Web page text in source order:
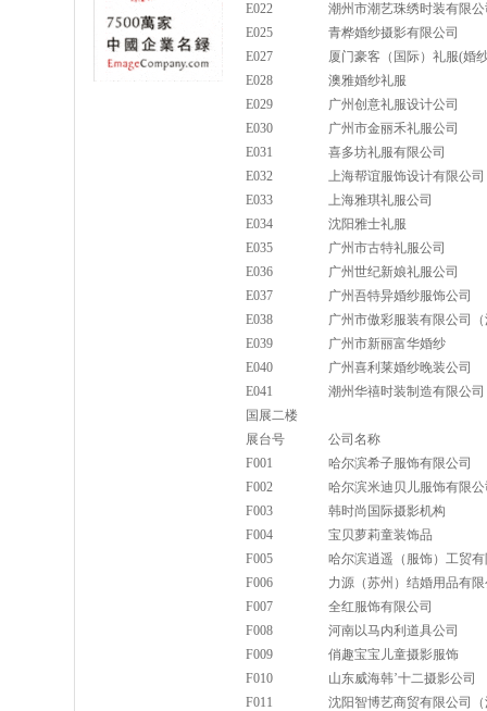
E022
潮州市潮艺珠绣时装有限
E025
青桦婚纱摄影有限公司
E027
厦门豪客（国际）礼服(婚
E028
澳雅婚纱礼服
E029
广州创意礼服设计公司
E030
广州市金丽禾礼服公司
E031
喜多坊礼服有限公司
E032
上海帮谊服饰设计有限公司
E033
上海雅琪礼服公司
E034
沈阳雅士礼服
E035
广州市古特礼服公司
E036
广州世纪新娘礼服公司
E037
广州吾特异婚纱服饰公司
E038
广州市傲彩服装有限公司
E039
广州市新丽富华婚纱
E040
广州喜利莱婚纱晚装公司
E041
潮州华禧时装制造有限公司
国展二楼
展台号
公司名称
F001
哈尔滨希子服饰有限公司
F002
哈尔滨米迪贝儿服饰有限
F003
韩时尚国际摄影机构
F004
宝贝萝莉童装饰品
F005
哈尔滨逍遥（服饰）工贸
F006
力源（苏州）结婚用品有
F007
全红服饰有限公司
F008
河南以马内利道具公司
F009
俏趣宝宝儿童摄影服饰
F010
山东威海韩’十二摄影公司
F011
沈阳智博艺商贸有限公司